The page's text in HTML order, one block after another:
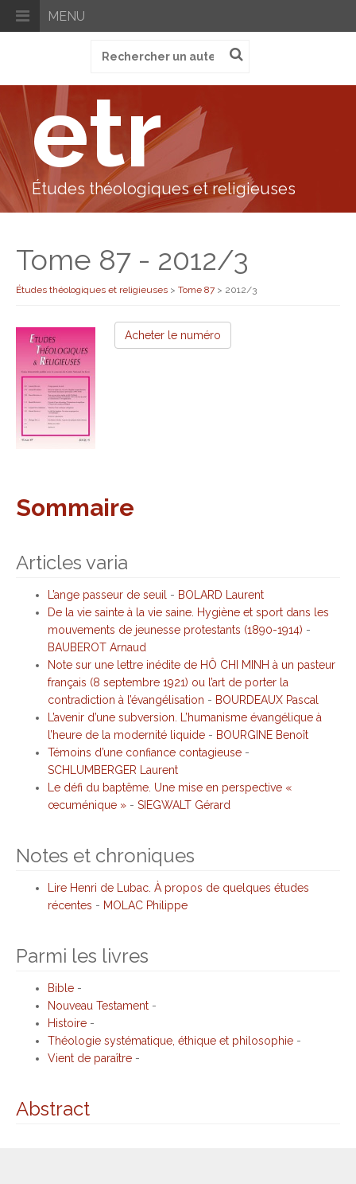
MENU
pour
etr
Études théologiques et religieuses
Tome 87 - 2012/3
Études théologiques et religieuses > Tome 87 > 2012/3
Acheter le numéro
Sommaire
Articles varia
L’ange passeur de seuil - BOLARD Laurent
De la vie sainte à la vie saine. Hygiène et sport dans les
mouvements de jeunesse protestants (1890-1914) -
BAUBEROT Arnaud
Note sur une lettre inédite de HÔ CHI MINH à un pasteur
français (8 septembre 1921) ou l’art de porter la
contradiction à l’évangélisation - BOURDEAUX Pascal
L’avenir d’une subversion. L’humanisme évangélique à
l’heure de la modernité liquide - BOURGINE Benoît
Témoins d’une confiance contagieuse -
SCHLUMBERGER Laurent
Le défi du baptême. Une mise en perspective «
œcuménique » - SIEGWALT Gérard
Notes et chroniques
Lire Henri de Lubac. À propos de quelques études
récentes - MOLAC Philippe
Parmi les livres
Bible -
Nouveau Testament -
Histoire -
Théologie systématique, éthique et philosophie -
Vient de paraître -
Abstract